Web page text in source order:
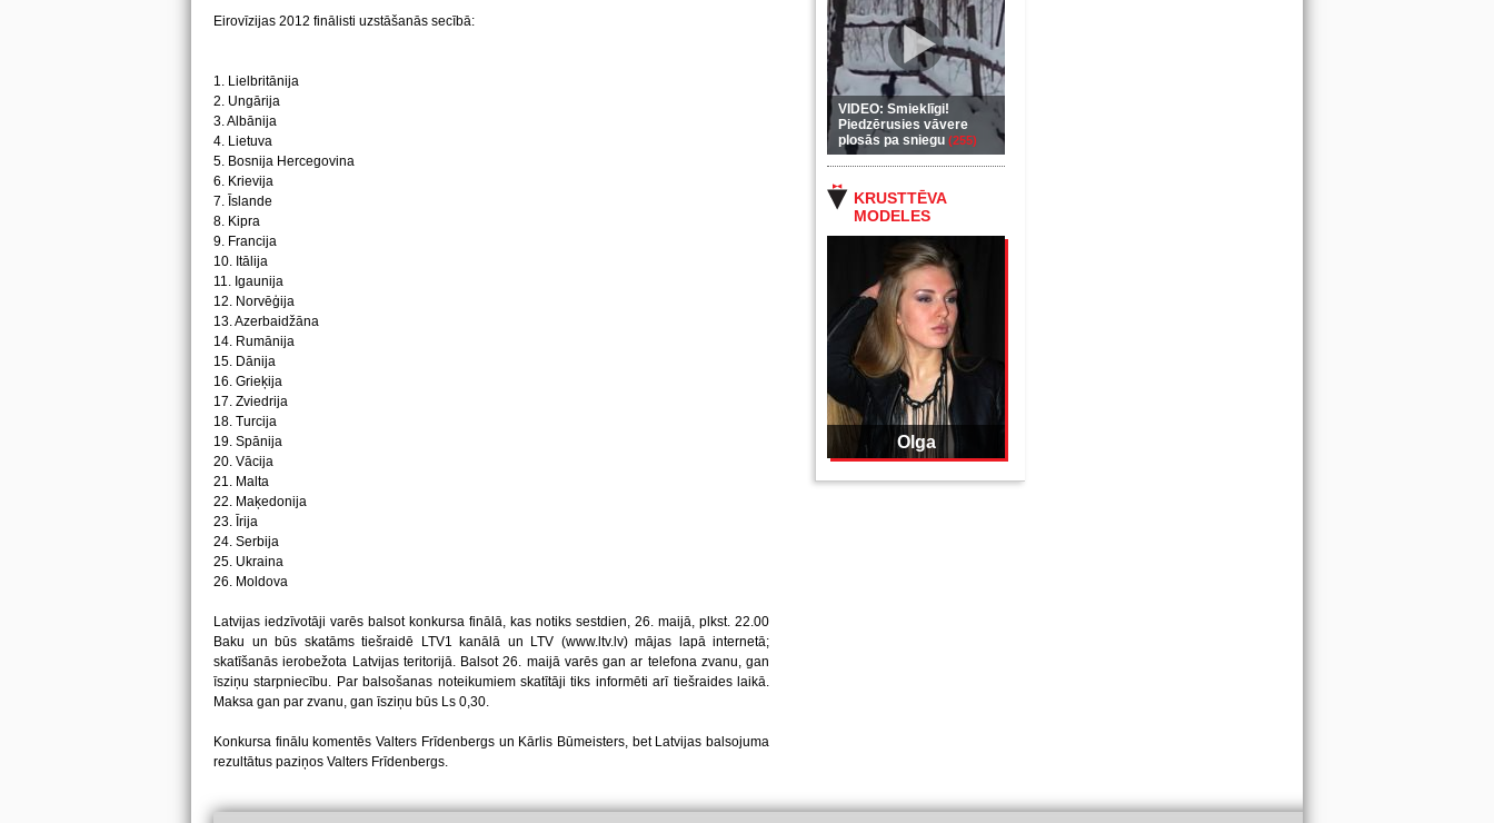
VIDEO: Smieklīgi!
Piedzērusies vāvere
plosās pa sniegu (255)
KRUSTTĒVA
MODELES
Olga
Eirovīzijas 2012 finālisti uzstāšanās secībā:
1. Lielbritānija
2. Ungārija
3. Albānija
4. Lietuva
5. Bosnija Hercegovina
6. Krievija
7. Īslande
8. Kipra
9. Francija
10. Itālija
11. Igaunija
12. Norvēģija
13. Azerbaidžāna
14. Rumānija
15. Dānija
16. Grieķija
17. Zviedrija
18. Turcija
19. Spānija
20. Vācija
21. Malta
22. Maķedonija
23. Īrija
24. Serbija
25. Ukraina
26. Moldova
Latvijas iedzīvotāji varēs balsot konkursa finālā, kas notiks sestdien, 26. maijā, plkst. 22.00
Baku un būs skatāms tiešraidē LTV1 kanālā un LTV (www.ltv.lv) mājas lapā internetā;
skatīšanās ierobežota Latvijas teritorijā. Balsot 26. maijā varēs gan ar telefona zvanu, gan
īsziņu starpniecību. Par balsošanas noteikumiem skatītāji tiks informēti arī tiešraides laikā.
Maksa gan par zvanu, gan īsziņu būs Ls 0,30.
Konkursa finālu komentēs Valters Frīdenbergs un Kārlis Būmeisters, bet Latvijas balsojuma
rezultātus paziņos Valters Frīdenbergs.